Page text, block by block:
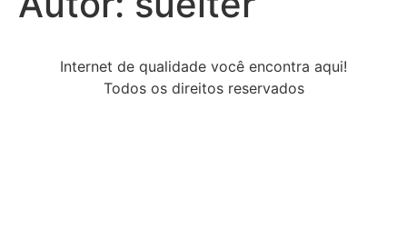
Internet de qualidade você encontra aqui!
Todos os direitos reservados